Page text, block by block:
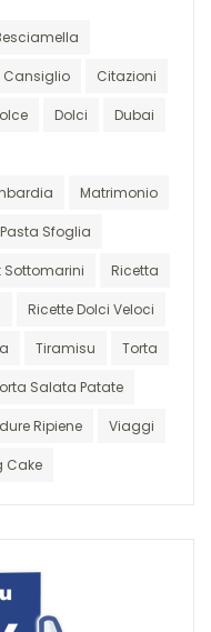
Cansiglio Citazioni
Dolci Dubai
Matrimonio
Pasta Sfoglia
Sottomarini Ricetta
Ricette Dolci Veloci
Tiramisu Torta
Salata Patate
Ripiene Viaggi
Cake